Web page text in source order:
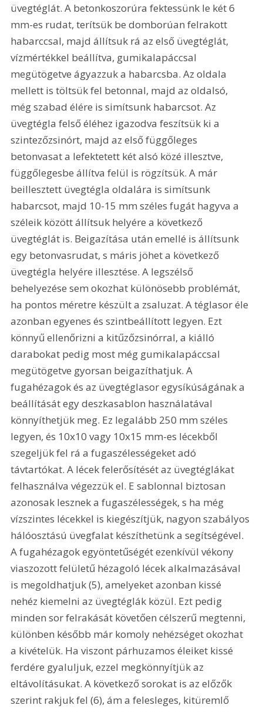
üvegtéglát. A betonkoszorúra fektessünk le két 6
mm-es rudat, terítsük be domborúan felrakott
habarccsal, majd állítsuk rá az első üvegtéglát,
vízmértékkel beállítva, gumikalapáccsal
megütögetve ágyazzuk a habarcsba. Az oldala
mellett is töltsük fel betonnal, majd az oldalsó,
még szabad élére is simítsunk habarcsot. Az
üvegtégla felső éléhez igazodva feszítsük ki a
szintezőzsinórt, majd az első függőleges
betonvasat a lefektetett két alsó közé illesztve,
függőlegesbe állítva felül is rögzítsük. A már
beillesztett üvegtégla oldalára is simítsunk
habarcsot, majd 10-15 mm széles fugát hagyva a
széleik között állítsuk helyére a következő
üvegtéglát is. Beigazítása után emellé is állítsunk
egy betonvasrudat, s máris jöhet a következő
üvegtégla helyére illesztése. A legszélső
behelyezése sem okozhat különösebb problémát,
ha pontos méretre készült a zsaluzat. A téglasor éle
azonban egyenes és szintbeállított legyen. Ezt
könnyű ellenőrizni a kitűzőzsinórral, a kiálló
darabokat pedig most még gumikalapáccsal
megütögetve gyorsan beigazíthatjuk. A
fugahézagok és az üvegtéglasor egysíkúságának a
beállítását egy deszkasablon használatával
könnyíthetjük meg. Ez legalább 250 mm széles
legyen, és 10x10 vagy 10x15 mm-es lécekből
szegeljük fel rá a fugaszélességeket adó
távtartókat. A lécek felerősítését az üvegtéglákat
felhasználva végezzük el. E sablonnal biztosan
azonosak lesznek a fugaszélességek, s ha még
vízszintes lécekkel is kiegészítjük, nagyon szabályos
hálóosztású üvegfalat készíthetünk a segítségével.
A fugahézagok egyöntetűségét ezenkívül vékony
viaszozott felületű hézagoló lécek alkalmazásával
is megoldhatjuk (5), amelyeket azonban kissé
nehéz kiemelni az üvegtéglák közül. Ezt pedig
minden sor felrakását követően célszerű megtenni,
különben később már komoly nehézséget okozhat
a kivételük. Ha viszont párhuzamos éleiket kissé
ferdére gyaluljuk, ezzel megkönnyítjük az
eltávolításukat. A következő sorokat is az előzők
szerint rakjuk fel (6), ám a felesleges, kitüremlő